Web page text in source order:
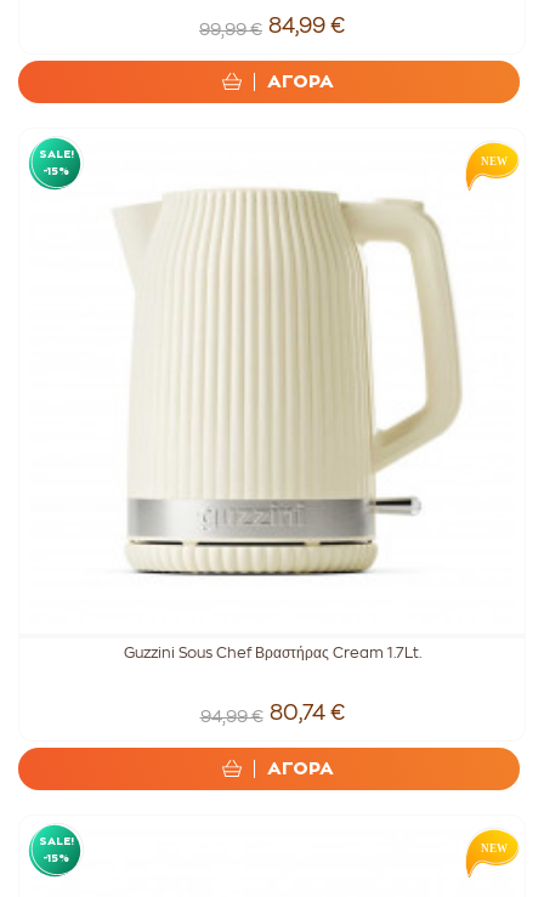
99,99 € 84,99 €
ΑΓΟΡΑ
SALE!
-15%
Guzzini Sous Chef Βραστήρας Cream 1.7Lt.
94,99 € 80,74 €
ΑΓΟΡΑ
SALE!
-15%